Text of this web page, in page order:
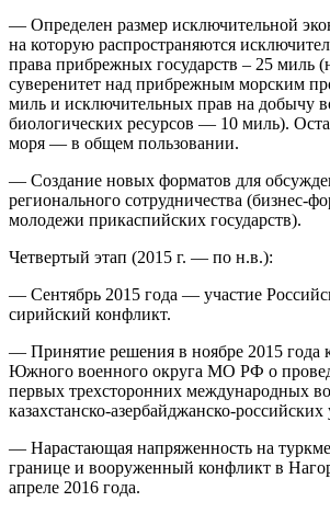
— Определен размер исключительной
на которую распространяются
права прибрежных государств – 25 миль
суверенитет над прибрежным морским
миль и исключительных прав на добычу
биологических ресурсов — 10 миль).
моря — в общем пользовании.
— Создание новых форматов для
регионального сотрудничества (бизнес-
молодежи прикаспийских государств).
Четвертый этап (2015 г. — по н.в.):
— Сентябрь 2015 года — участие
сирийский конфликт.
— Принятие решения в ноябре 2015 года
Южного военного округа МО РФ о
первых трехсторонних международных
казахстанско-азербайджанско-
— Нарастающая напряженность на
границе и вооруженный конфликт в
апреле 2016 года.